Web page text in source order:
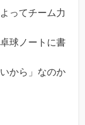
ってチーム力
球ノートに書
から」なのか